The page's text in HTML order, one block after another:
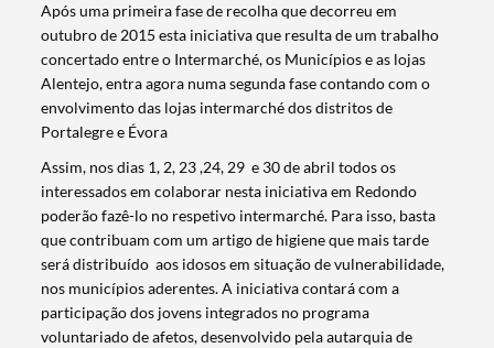
Após uma primeira fase de recolha que decorreu em
outubro de 2015 esta iniciativa que resulta de um trabalho
concertado entre o Intermarché, os Municípios e as lojas
Alentejo, entra agora numa segunda fase contando com o
envolvimento das lojas intermarché dos distritos de
Portalegre e Évora
Assim, nos dias 1, 2, 23 ,24, 29 e 30 de abril todos os
interessados em colaborar nesta iniciativa em Redondo
poderão fazê-lo no respetivo intermarché. Para isso, basta
que contribuam com um artigo de higiene que mais tarde
será distribuído aos idosos em situação de vulnerabilidade,
nos municípios aderentes. A iniciativa contará com a
participação dos jovens integrados no programa
voluntariado de afetos, desenvolvido pela autarquia de